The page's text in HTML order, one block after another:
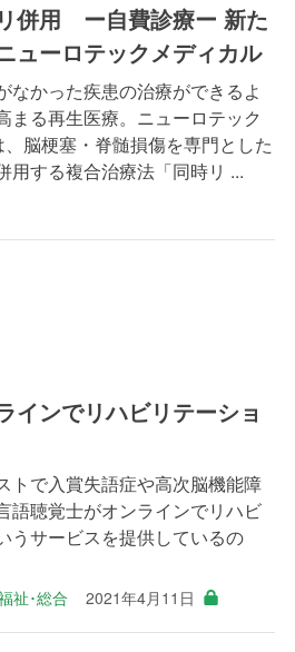
併用 ー自費診療ー 新た
ーロテックメディカル
なかった疾患の治療ができるよ
まる再生医療。ニューロテック
脳梗塞・脊髄損傷を専門とした
用する複合治療法「同時リ ...
インでリハビリテーショ
トで入賞失語症や高次脳機能障
語聴覚士がオンラインでリハビ
うサービスを提供しているの
祉･総合 2021年4月11日